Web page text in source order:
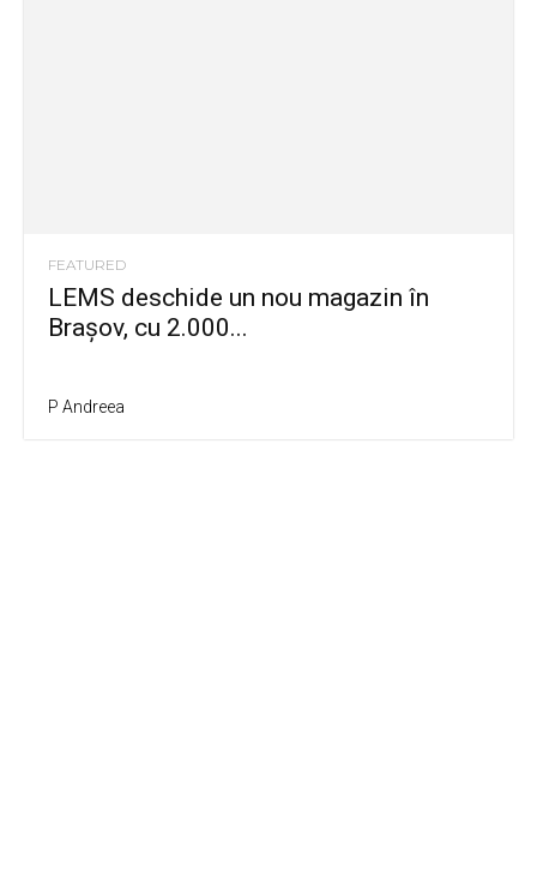
FEATURED
LEMS deschide un nou magazin în
Brașov, cu 2.000...
P Andreea